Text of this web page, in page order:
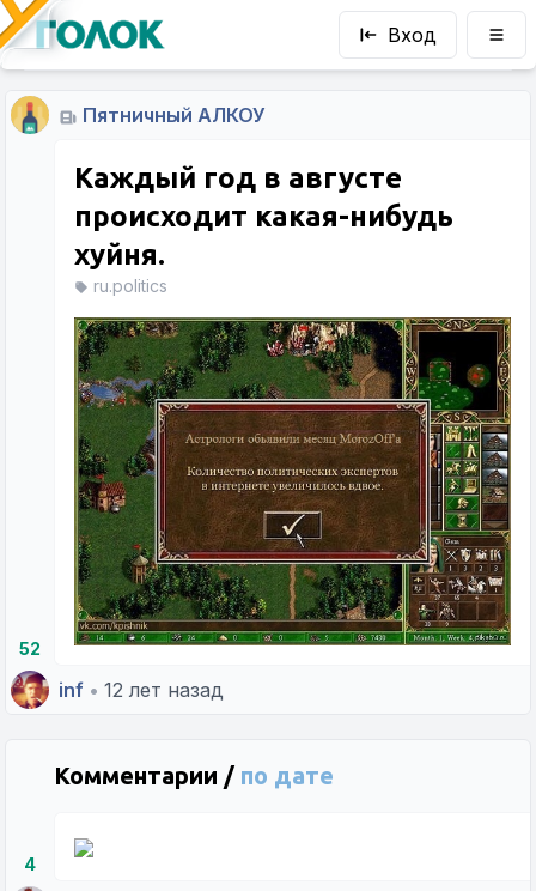
Вход
Пятничный АЛКОУ
52
Каждый год в августе
происходит какая-нибудь
хуйня.
ru.politics
inf • 12 лет назад
Комментарии / по дате
4